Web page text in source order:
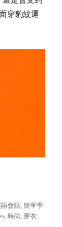
穿豹紋運
會話,簡單學
,時尚, 穿衣